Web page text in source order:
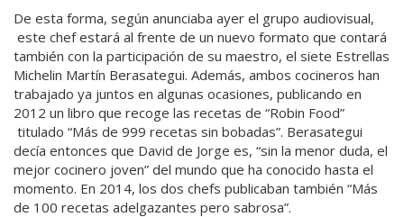
De esta forma, según anunciaba ayer el grupo audiovisual,
este chef estará al frente de un nuevo formato que contará
también con la participación de su maestro, el siete Estrellas
Michelin Martín Berasategui. Además, ambos cocineros han
trabajado ya juntos en algunas ocasiones, publicando en
2012 un libro que recoge las recetas de “Robin Food”
titulado “Más de 999 recetas sin bobadas”. Berasategui
decía entonces que David de Jorge es, “sin la menor duda, el
mejor cocinero joven” del mundo que ha conocido hasta el
momento. En 2014, los dos chefs publicaban también “Más
de 100 recetas adelgazantes pero sabrosa”.